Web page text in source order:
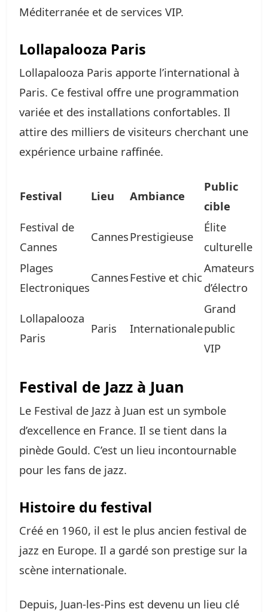
Méditerranée et de services VIP.
Lollapalooza Paris
Lollapalooza Paris apporte l’international à
Paris. Ce festival offre une programmation
variée et des installations confortables. Il
attire des milliers de visiteurs cherchant une
expérience urbaine raffinée.
Festival Lieu Ambiance
Public
cible
Festival de
Cannes
CannesPrestigieuse
Élite
culturelle
Plages
Electroniques
CannesFestive et chic
Amateurs
d’électro
Lollapalooza
Paris
Paris Internationale
Grand
public
VIP
Festival de Jazz à Juan
Le Festival de Jazz à Juan est un symbole
d’excellence en France. Il se tient dans la
pinède Gould. C’est un lieu incontournable
pour les fans de jazz.
Histoire du festival
Créé en 1960, il est le plus ancien festival de
jazz en Europe. Il a gardé son prestige sur la
scène internationale.
Depuis, Juan-les-Pins est devenu un lieu clé